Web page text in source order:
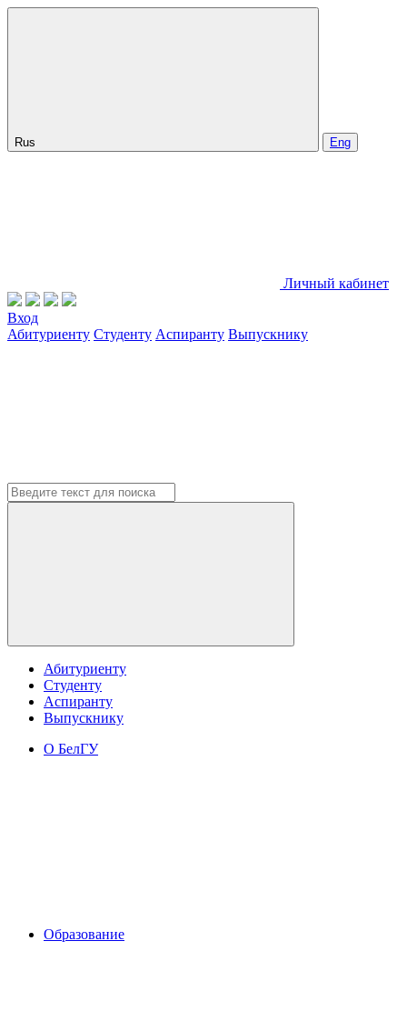
Rus Eng
Личный кабинет
Вход
Абитуриенту Студенту Аспиранту Выпускнику
Абитуриенту
Студенту
Аспиранту
Выпускнику
О БелГУ
Образование